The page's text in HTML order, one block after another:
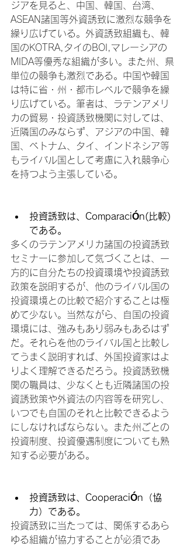
ジアを見ると、中国、韓国、台湾、
ASEAN諸国等外資誘致に激烈な競争を
繰り広げている。外資誘致組織も、韓
国のKOTRA,タイのBOI,マレーシアの
MIDA等優秀な組織が多い。また州、県
単位の競争も激烈である。中国や韓国
は特に省・州・都市レベルで競争を繰
り広げている。筆者は、ラテンアメリ
カの貿易・投資誘致機関に対しては、
近隣国のみならず、アジアの中国、韓
国、ベトナム、タイ、インドネシア等
もライバル国として考慮に入れ競争心
を持つよう主張している。
投資誘致は、 ComparaciÓn(比較)
である。
多くのラテンアメリカ諸国の投資誘致
セミナーに参加して気づくことは、一
方的に自分たちの投資環境や投資誘致
政策を説明するが、他のライバル国の
投資環境との比較で紹介することは極
めて少ない。当然ながら、自国の投資
環境には、強みもあり弱みもあるはず
だ。それらを他のライバル国と比較し
てうまく説明すれば、外国投資家はよ
りよく理解できるだろう。投資誘致機
関の職員は、少なくとも近隣諸国の投
資誘致策や外資法の内容等を研究し、
いつでも自国のそれと比較できるよう
にしなければならない。また州ごとの
投資制度、投資優遇制度についても熟
知する必要がある。
投資誘致は、 CooperaciÓn （協
力）である。
投資誘致に当たっては、関係するあら
ゆる組織が協力することが必須であ